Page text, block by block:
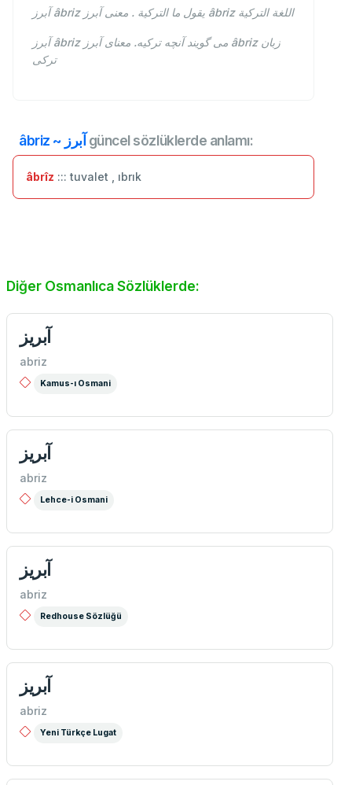
آبرز âbriz يقول ما التركية . معنى آبرز âbriz اللغة التركية
آبرز âbriz می گویند آنچه ترکیه. معنای آبرز âbriz زبان
ترکی
âbriz ~ آبرز güncel sözlüklerde anlamı:
âbrîz ::: tuvalet , ıbrık
Diğer Osmanlıca Sözlüklerde:
آبريز
abriz
Kamus-ı Osmani
آبريز
abriz
Lehce-i Osmani
آبریز
abriz
Redhouse Sözlüğü
آبريز
abriz
Yeni Türkçe Lugat